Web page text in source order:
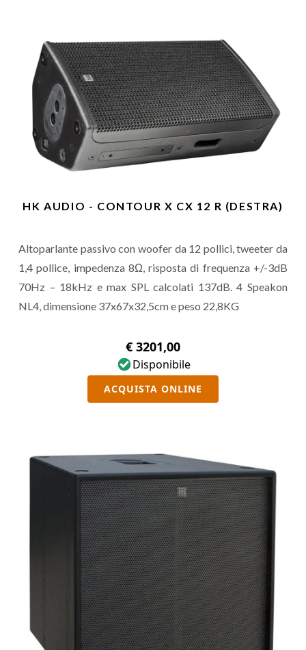
HK AUDIO - CONTOUR X CX 12 R (DESTRA)
Altoparlante passivo con woofer da 12 pollici, tweeter da
1,4 pollice, impedenza 8Ω, risposta di frequenza +/-3dB
70Hz – 18kHz e max SPL calcolati 137dB. 4 Speakon
NL4, dimensione 37x67x32,5cm e peso 22,8KG
€ 3201,00
Disponibile
ACQUISTA ONLINE